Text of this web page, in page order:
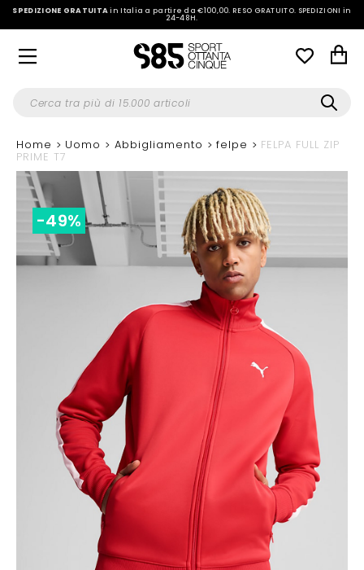
SPEDIZIONE GRATUITAin Italia a partire da €100,00.RESO GRATUITO. SPEDIZIONI in
24-48H.
Home Uomo Abbigliamento felpe FELPA FULL ZIP
PRIME T7
-49%